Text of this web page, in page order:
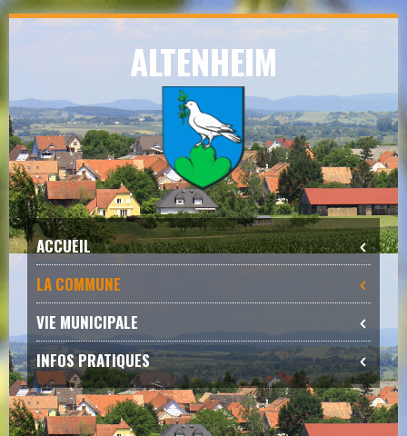
Skip
Skip
to
content
ALTENHEIM
ACCUEIL
LA COMMUNE
VIE MUNICIPALE
INFOS PRATIQUES